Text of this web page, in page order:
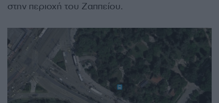
στην περιοχή του Ζαππείου.